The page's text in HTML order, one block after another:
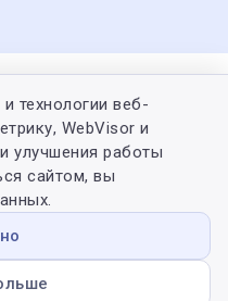
технологии веб-
WebVisor и
улучшения работы
сайтом, вы